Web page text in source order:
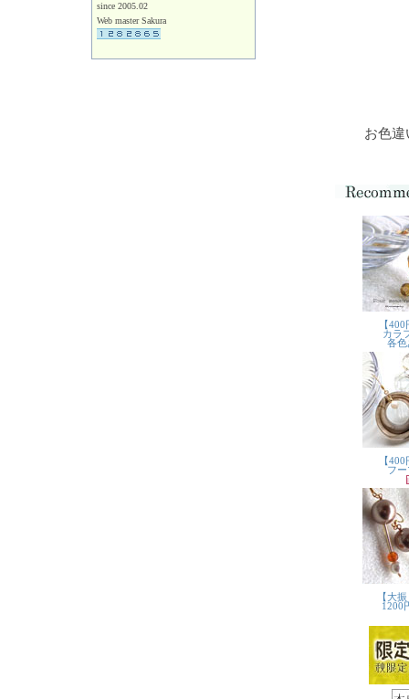
since 2005.02
Web master Sakura
お色